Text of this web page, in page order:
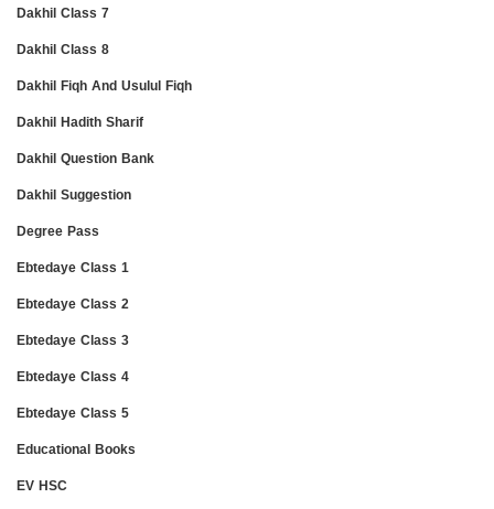
Dakhil Class 7
Dakhil Class 8
Dakhil Fiqh And Usulul Fiqh
Dakhil Hadith Sharif
Dakhil Question Bank
Dakhil Suggestion
Degree Pass
Ebtedaye Class 1
Ebtedaye Class 2
Ebtedaye Class 3
Ebtedaye Class 4
Ebtedaye Class 5
Educational Books
EV HSC